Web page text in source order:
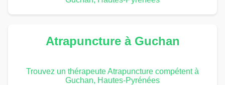
Atrapuncture à Guchan
Trouvez un thérapeute Atrapuncture compétent à
Guchan, Hautes-Pyrénées